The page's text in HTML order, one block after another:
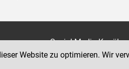
Social Media Kanäle
der Justiz und des
Website zu optimieren. Wir